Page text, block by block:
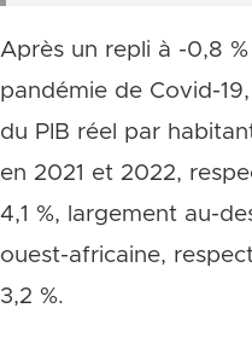
Après un repli à -0,8
pandémie de Covid-
du PIB réel par
en 2021 et 2022,
4,1 %, largement au-
ouest-africaine,
3,2 %.